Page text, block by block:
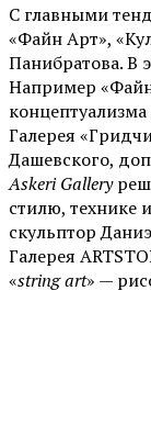
С главными
«Файн Арт»,
Панибратова. В
Например «Файн
Галерея
Дашевского,
Askeri Gallery
стилю, технике
скульптор
Галерея
«string art» —